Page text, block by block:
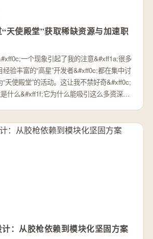
天使殿堂”获取稀缺资源与加速职
一个现象引起了我的注意&#xff1a;很多
验丰富的“高星”开发者&#xff0c;都在集中讨
天使殿堂”的活动。这让我不禁好奇&#xff0c;
是什么&#xff1f;它为什么能吸引这么多资深…
：从胶枪依赖到模块化坚固方案